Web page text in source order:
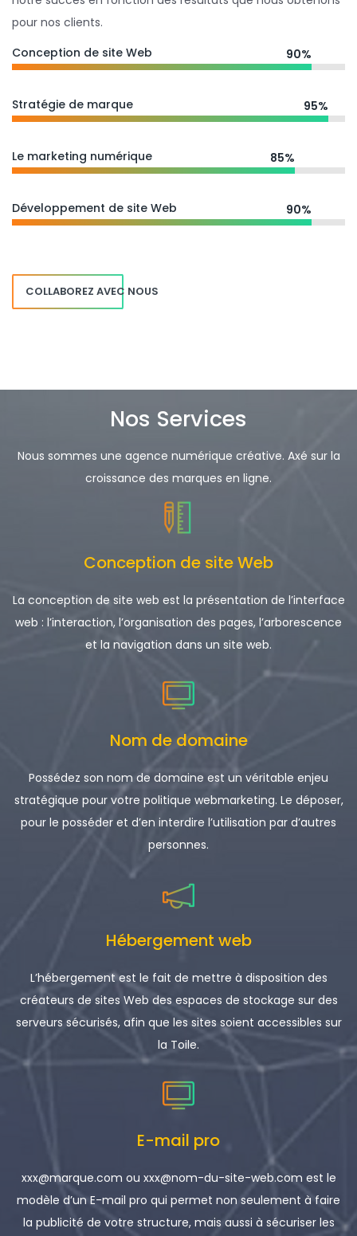
pour nos clients.
Conception de site Web
90%
Stratégie de marque 95%
Le marketing numérique 85%
Développement de site Web 90%
COLLABOREZ AVEC NOUS
Nos Services
Nous sommes une agence numérique créative. Axé sur la
croissance des marques en ligne.
Conception de site Web
La conception de site web est la présentation de l’interface
web : l’interaction, l’organisation des pages, l’arborescence
et la navigation dans un site web.
Nom de domaine
Possédez son nom de domaine est un véritable enjeu
stratégique pour votre politique webmarketing. Le déposer,
pour le posséder et d’en interdire l’utilisation par d’autres
personnes.
Hébergement web
L’hébergement est le fait de mettre à disposition des
créateurs de sites Web des espaces de stockage sur des
serveurs sécurisés, afin que les sites soient accessibles sur
la Toile.
E-mail pro
xxx@marque.com ou xxx@nom-du-site-web.com est le
modèle d’un E-mail pro qui permet non seulement à faire
la publicité de votre structure, mais aussi à sécuriser les